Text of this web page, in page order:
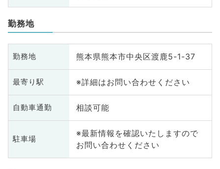
勤務地
勤務地 熊本県熊本市中央区渡鹿5-1-37
最寄り駅 ※詳細はお問い合わせください
自動車通勤 相談可能
駐車場
※最新情報を確認いたしますので
お問い合わせください